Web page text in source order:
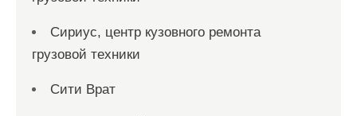
Сириус, центр кузовного ремонта
грузовой техники
Сити Врат